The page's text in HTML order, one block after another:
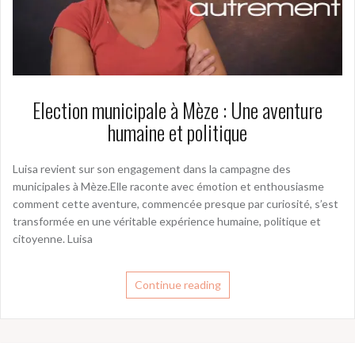
Election municipale à Mèze : Une aventure
humaine et politique
Luisa revient sur son engagement dans la campagne des
municipales à Mèze.Elle raconte avec émotion et enthousiasme
comment cette aventure, commencée presque par curiosité, s’est
transformée en une véritable expérience humaine, politique et
citoyenne. Luisa
Continue reading